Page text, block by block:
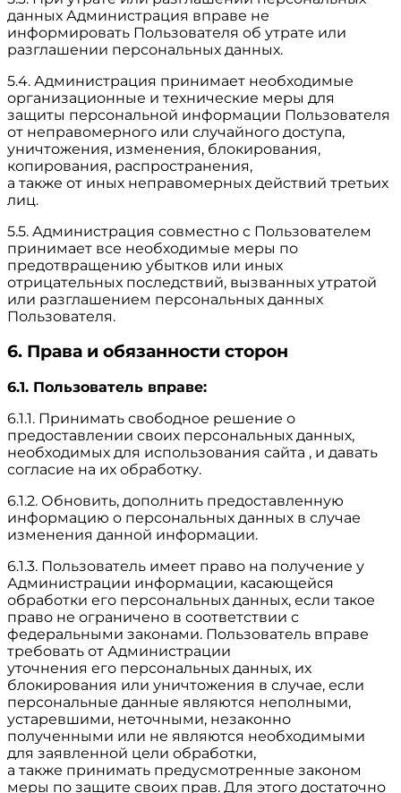
данных Администрация вправе не
информировать Пользователя об утрате или
разглашении персональных данных.
5.4. Администрация принимает необходимые
организационные и технические меры для
защиты персональной информации Пользователя
от неправомерного или случайного доступа,
уничтожения, изменения, блокирования,
копирования, распространения,
а также от иных неправомерных действий третьих
лиц.
5.5. Администрация совместно с Пользователем
принимает все необходимые меры по
предотвращению убытков или иных
отрицательных последствий, вызванных утратой
или разглашением персональных данных
Пользователя.
6. Права и обязанности сторон
6.1. Пользователь вправе:
6.1.1. Принимать свободное решение о
предоставлении своих персональных данных,
необходимых для использования сайта , и давать
согласие на их обработку.
6.1.2. Обновить, дополнить предоставленную
информацию о персональных данных в случае
изменения данной информации.
6.1.3. Пользователь имеет право на получение у
Администрации информации, касающейся
обработки его персональных данных, если такое
право не ограничено в соответствии с
федеральными законами. Пользователь вправе
требовать от Администрации
уточнения его персональных данных, их
блокирования или уничтожения в случае, если
персональные данные являются неполными,
устаревшими, неточными, незаконно
полученными или не являются необходимыми
для заявленной цели обработки,
а также принимать предусмотренные законом
меры по защите своих прав. Для этого достаточно